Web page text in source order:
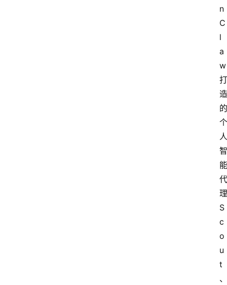
n
C
l
a
w
打
造
的
个
人
智
能
代
理
S
c
o
u
t
、